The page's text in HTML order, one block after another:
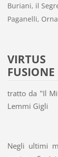
Buriani, il
Paganelli,
FUSIONE
tratto da "Il
Lemmi Gigli
Negli ultimi